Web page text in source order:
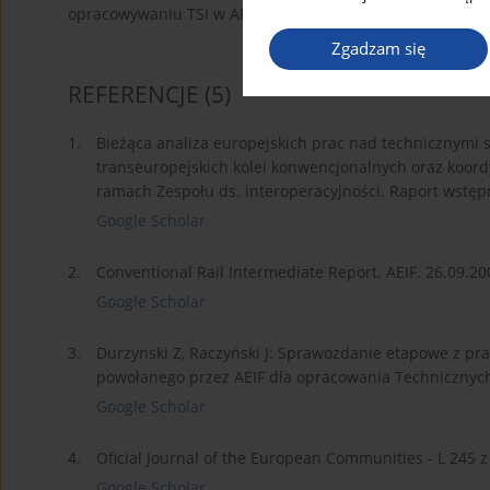
Zgadzam się
opracowywaniu TSI w AEIF.
REFERENCJE (5)
1.
Bieżąca analiza europejskich prac nad
transeuropejskich kolei konwencjonalnych oraz
ramach Zespołu ds. interoperacyjności. Raport
Google Scholar
2.
Conventional Rail Intermediate Report. AEIF.
Google Scholar
3.
Durzynski Z, Raczyński J: Sprawozdanie etapowe z
powołanego przez AEIF dla opracowania
Google Scholar
4.
Oficial Journal of the European Communities - L 245 z